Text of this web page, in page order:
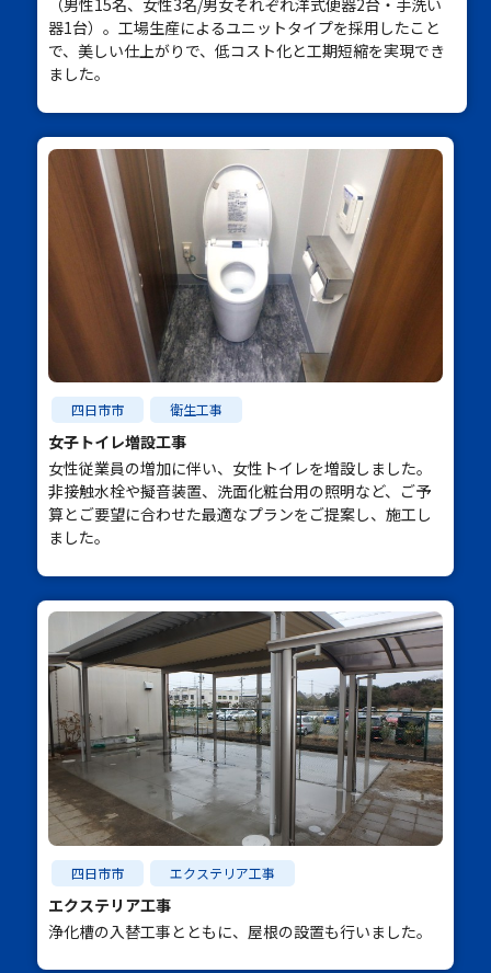
（男性15名、女性3名/男女それぞれ洋式便器2台・手洗い
器1台）。工場生産によるユニットタイプを採用したこと
で、美しい仕上がりで、低コスト化と工期短縮を実現でき
ました。
四日市市 衛生工事
女子トイレ増設工事
女性従業員の増加に伴い、女性トイレを増設しました。
非接触水栓や擬音装置、洗面化粧台用の照明など、ご予
算とご要望に合わせた最適なプランをご提案し、施工し
ました。
四日市市 エクステリア工事
エクステリア工事
浄化槽の入替工事とともに、屋根の設置も行いました。